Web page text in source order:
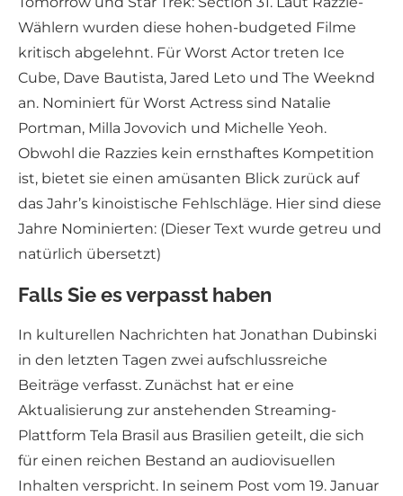
Wählern wurden diese hohen-budgeted Filme
kritisch abgelehnt. Für Worst Actor treten Ice
Cube, Dave Bautista, Jared Leto und The Weeknd
an. Nominiert für Worst Actress sind Natalie
Portman, Milla Jovovich und Michelle Yeoh.
Obwohl die Razzies kein ernsthaftes Kompetition
ist, bietet sie einen amüsanten Blick zurück auf
das Jahr’s kinoistische Fehlschläge. Hier sind diese
Jahre Nominierten: (Dieser Text wurde getreu und
natürlich übersetzt)
Falls Sie es verpasst haben
In kulturellen Nachrichten hat Jonathan Dubinski
in den letzten Tagen zwei aufschlussreiche
Beiträge verfasst. Zunächst hat er eine
Aktualisierung zur anstehenden Streaming-
Plattform Tela Brasil aus Brasilien geteilt, die sich
für einen reichen Bestand an audiovisuellen
Inhalten verspricht. In seinem Post vom 19. Januar